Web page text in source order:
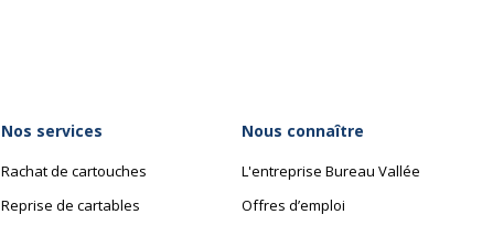
Nos services
Rachat de cartouches
Reprise de cartables
Nous connaître
L'entreprise Bureau Vallée
Offres d’emploi